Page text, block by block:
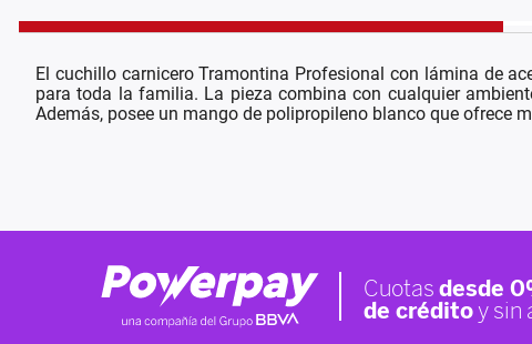
El cuchillo carnicero Tramontina Profesional con lámina de
para toda la familia. La pieza combina con cualquier
Además, posee un mango de polipropileno blanco que ofrece